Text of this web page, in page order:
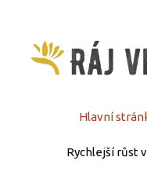
Hlavní
Rychlejší růst